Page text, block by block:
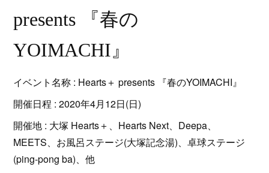
presents 『春の
YOIMACHI』
イベント名称 : Hearts＋ presents 『春のYOIMACHI』
開催日程 : 2020年4月12日(日)
開催地 : 大塚 Hearts＋、Hearts Next、Deepa、
MEETS、お風呂ステージ(大塚記念湯)、卓球ステージ
(ping-pong ba)、他